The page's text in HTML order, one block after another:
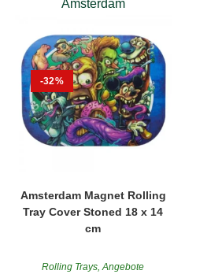
Amsterdam
-32%
Amsterdam Magnet Rolling
Tray Cover Stoned 18 x 14
cm
Rolling Trays,Angebote